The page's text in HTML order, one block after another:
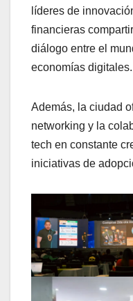
líderes de
financieras
diálogo entre el
economías digitales.
Además, la ciudad
networking y la
tech en constante
iniciativas de